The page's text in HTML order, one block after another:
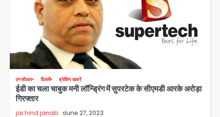
एनसीआर दिल्ली ब्रेकिंग खबरें
ईडी का चला चाबुक मनी लॉन्ड्रिंग में सुपरटेक के सीएमडी आरके अरोड़ा
गिरफ्तार
jai hind janab June 27, 2023